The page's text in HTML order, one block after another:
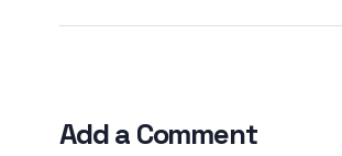
Add a Comment